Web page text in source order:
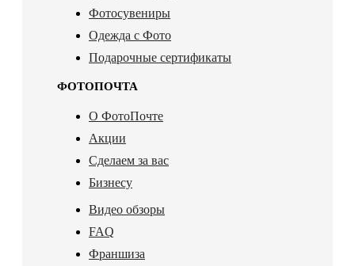
Фотосувениры
Одежда с Фото
Подарочные сертификаты
ФОТОПОЧТА
О ФотоПочте
Акции
Сделаем за вас
Бизнесу
Видео обзоры
FAQ
Франшиза